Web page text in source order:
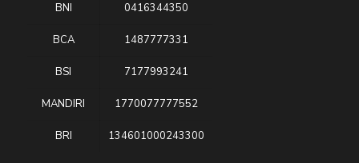
BNI 0416344350
BCA 1487777331
BSI 7177993241
MANDIRI 1770077777552
BRI 134601000243300